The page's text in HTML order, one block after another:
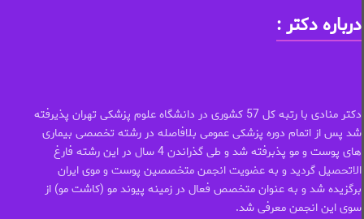
درباره دکتر :
دکتر منادی با رتبه کل 57 کشوری در دانشگاه علوم پزشکی تهران پذیرفته
شد پس از اتمام دوره پزشکی عمومی بلافاصله در رشته تخصصی بیماری
های پوست و مو پذبرفته شد و طی گذراندن 4 سال در این رشته فارغ
الاتحصیل گردید و به عضویت انجمن متخصصین پوست و موی ایران
برگزیده شد و به عنوان متخصص فعال در زمینه پیوند مو (کاشت مو) از
سوی این انجمن معرفی شد.